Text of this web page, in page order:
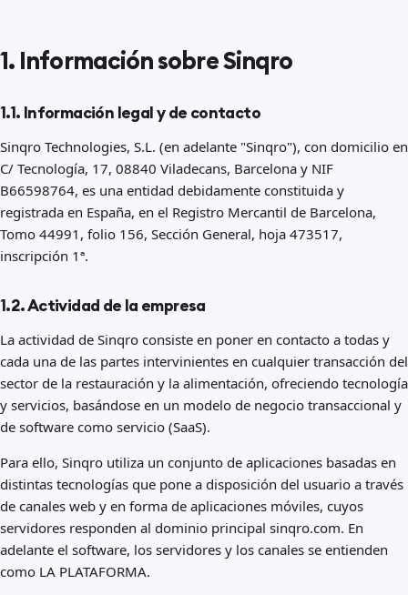
1. Información sobre Sinqro
1.1. Información legal y de contacto
Sinqro Technologies, S.L. (en adelante "Sinqro"), con domicilio en
C/ Tecnología, 17, 08840 Viladecans, Barcelona y NIF
B66598764, es una entidad debidamente constituida y
registrada en España, en el Registro Mercantil de Barcelona,
Tomo 44991, folio 156, Sección General, hoja 473517,
inscripción 1ª.
1.2. Actividad de la empresa
La actividad de Sinqro consiste en poner en contacto a todas y
cada una de las partes intervinientes en cualquier transacción del
sector de la restauración y la alimentación, ofreciendo tecnología
y servicios, basándose en un modelo de negocio transaccional y
de software como servicio (SaaS).
Para ello, Sinqro utiliza un conjunto de aplicaciones basadas en
distintas tecnologías que pone a disposición del usuario a través
de canales web y en forma de aplicaciones móviles, cuyos
servidores responden al dominio principal sinqro.com. En
adelante el software, los servidores y los canales se entienden
como LA PLATAFORMA.